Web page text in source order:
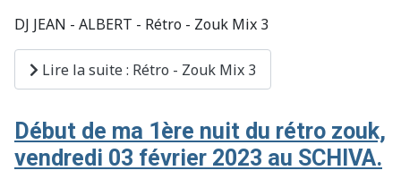
DJ JEAN - ALBERT - Rétro - Zouk Mix 3
Lire la suite : Rétro - Zouk Mix 3
Début de ma 1ère nuit du rétro zouk,
vendredi 03 février 2023 au SCHIVA.